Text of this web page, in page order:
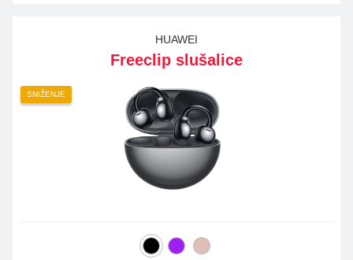
HUAWEI
Freeclip slušalice
SNIŽENJE